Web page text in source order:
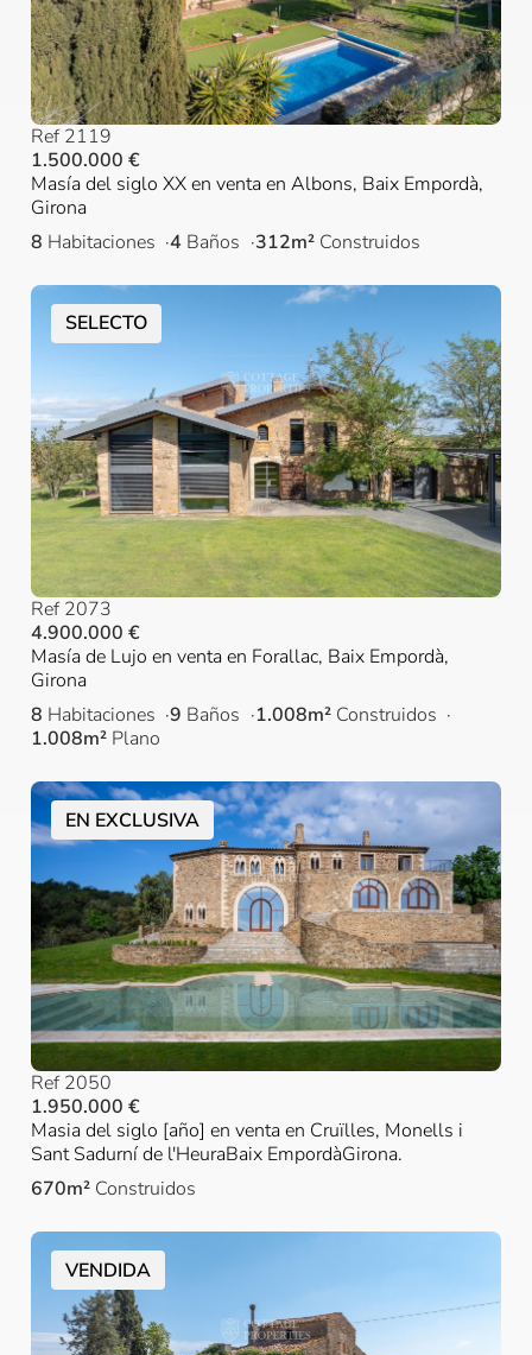
Ref 2119
1.500.000 €
Masía del siglo XX en venta en Albons, Baix Empordà,
Girona
8 Habitaciones 4 Baños 312m² Construidos
SELECTO
Ref 2073
4.900.000 €
Masía de Lujo en venta en Forallac, Baix Empordà,
Girona
8 Habitaciones 9 Baños 1.008m² Construidos
1.008m² Plano
EN EXCLUSIVA
Ref 2050
1.950.000 €
Masia del siglo [año] en venta en Cruïlles, Monells i
Sant Sadurní de l'HeuraBaix EmpordàGirona.
670m² Construidos
VENDIDA